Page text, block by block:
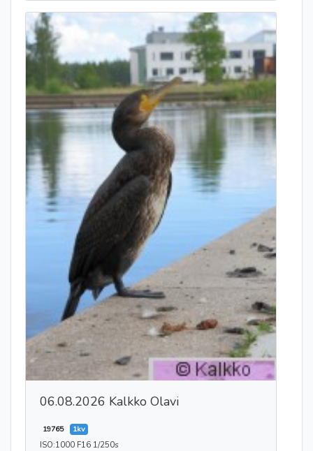
06.08.2026 Kalkko Olavi
19765 1kv
ISO:1000 F16 1/250s